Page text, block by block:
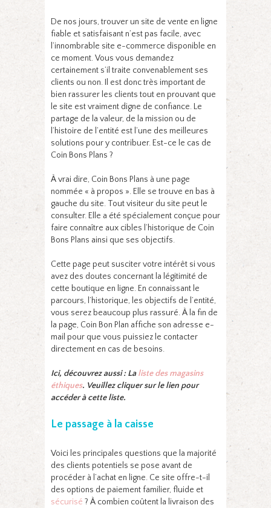
De nos jours, trouver un site de vente en ligne
fiable et satisfaisant n’est pas facile, avec
l’innombrable site e-commerce disponible en
ce moment. Vous vous demandez
certainement s’il traite convenablement ses
clients ou non. Il est donc très important de
bien rassurer les clients tout en prouvant que
le site est vraiment digne de confiance. Le
partage de la valeur, de la mission ou de
l’histoire de l’entité est l’une des meilleures
solutions pour y contribuer. Est-ce le cas de
Coin Bons Plans ?
À vrai dire, Coin Bons Plans à une page
nommée « à propos ». Elle se trouve en bas à
gauche du site. Tout visiteur du site peut le
consulter. Elle a été spécialement conçue pour
faire connaître aux cibles l’historique de Coin
Bons Plans ainsi que ses objectifs.
Cette page peut susciter votre intérêt si vous
avez des doutes concernant la légitimité de
cette boutique en ligne. En connaissant le
parcours, l’historique, les objectifs de l’entité,
vous serez beaucoup plus rassuré. À la fin de
la page, Coin Bon Plan affiche son adresse e-
mail pour que vous puissiez le contacter
directement en cas de besoins.
Ici, découvrez aussi : Laliste des magasins
éthiques. Veuillez cliquer sur le lien pour
accéder à cette liste.
Le passage à la caisse
Voici les principales questions que la majorité
des clients potentiels se pose avant de
procéder à l’achat en ligne. Ce site offre-t-il
des options de paiement familier, fluide et
sécurisé ? À combien coûtent la livraison des